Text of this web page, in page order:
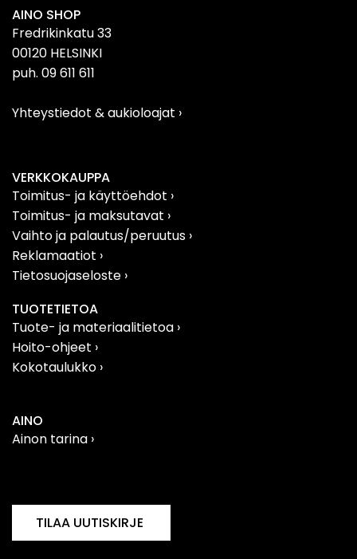
AINO SHOP
Fredrikinkatu 33
00120 HELSINKI
puh. 09 611 611
Yhteystiedot & aukioloajat ›
VERKKOKAUPPA
Toimitus- ja käyttöehdot ›
Toimitus- ja maksutavat ›
Vaihto ja palautus/peruutus ›
Reklamaatiot ›
Tietosuojaseloste ›
TUOTETIETOA
Tuote- ja materiaalitietoa ›
Hoito-ohjeet ›
Kokotaulukko ›
AINO
Ainon tarina ›
TILAA UUTISKIRJE